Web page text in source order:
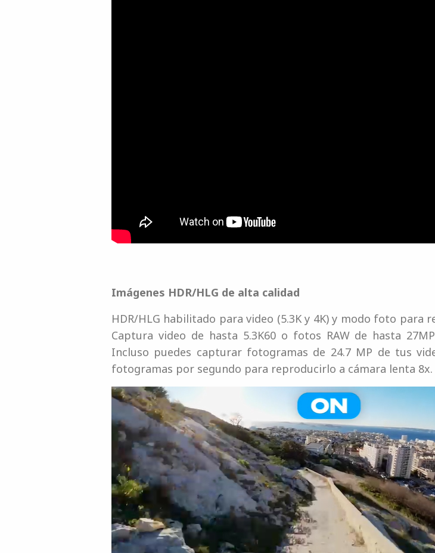
Imágenes HDR/HLG de alta calidad
HDR/HLG habilitado para video (5.3K y 4K) y modo foto para
Captura video de hasta 5.3K60 o fotos RAW de hasta
Incluso puedes capturar fotogramas de 24.7 MP de tus
fotogramas por segundo para reproducirlo a cámara lenta 8x.